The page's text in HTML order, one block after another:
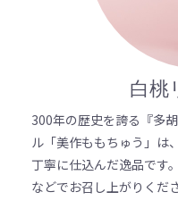
白桃
300年の歴史を誇る『多
ル「美作ももちゅう」は
丁寧に仕込んだ逸品です
などでお召し上がりくだ